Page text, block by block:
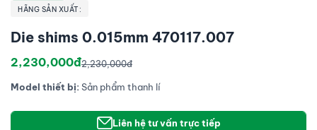
HÃNG SẢN XUẤT:
Die shims 0.015mm 470117.007
2,230,000đ2,230,000đ
Model thiết bị:Sản phẩm thanh lí
Liên hệ tư vấn trực tiếp